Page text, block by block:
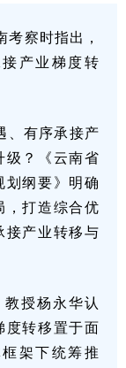
察时指出，
产业梯度转
、有序承接产
级？《云南省
划纲要》明确
，打造综合优
接产业转移与
授杨永华认
度转移置于面
架下统筹推